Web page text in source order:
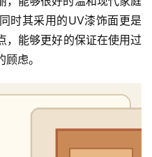
时其采用的UV漆饰面更是
，能够更好的保证在使用过
虑。